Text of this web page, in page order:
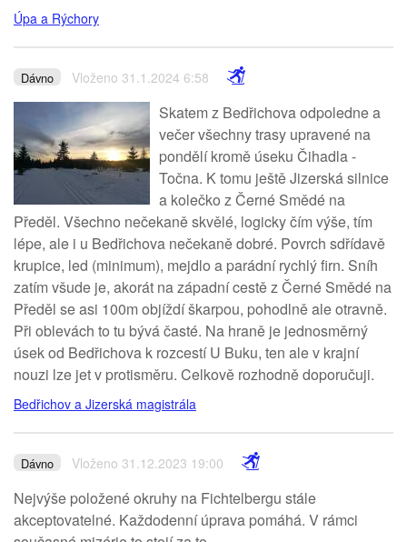
Úpa a Rýchory
Dávno Vloženo 31.1.2024 6:58
Skatem z Bedřichova odpoledne a
večer všechny trasy upravené na
pondělí kromě úseku Čihadla -
Točna. K tomu ještě Jizerská silnice
a kolečko z Černé Smědé na
Předěl. Všechno nečekaně skvělé, logicky čím výše, tím
lépe, ale i u Bedřichova nečekaně dobré. Povrch sdřídavě
krupice, led (minimum), mejdlo a parádní rychlý firn. Sníh
zatím všude je, akorát na západní cestě z Černé Smědé na
Předěl se asi 100m objíždí škarpou, pohodlně ale otravně.
Při oblevách to tu bývá časté. Na hraně je jednosměrný
úsek od Bedřichova k rozcestí U Buku, ten ale v krajní
nouzi lze jet v protisměru. Celkově rozhodně doporučuji.
Bedřichov a Jizerská magistrála
Dávno Vloženo 31.12.2023 19:00
Nejvýše položené okruhy na Fichtelbergu stále
akceptovatelné. Každodenní úprava pomáhá. V rámci